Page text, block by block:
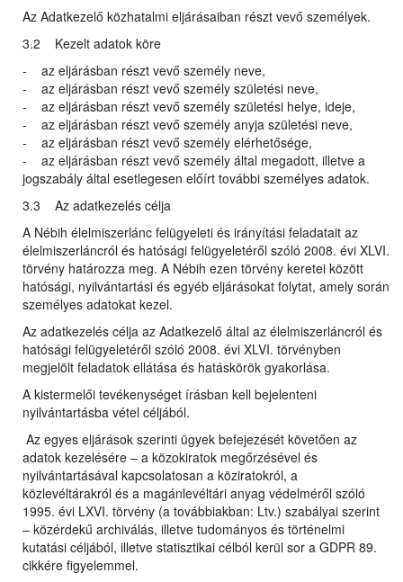
Az Adatkezelő közhatalmi eljárásaiban részt vevő személyek.
3.2 Kezelt adatok köre
- az eljárásban részt vevő személy neve,
- az eljárásban részt vevő személy születési neve,
- az eljárásban részt vevő személy születési helye, ideje,
- az eljárásban részt vevő személy anyja születési neve,
- az eljárásban részt vevő személy elérhetősége,
- az eljárásban részt vevő személy által megadott, illetve a
jogszabály által esetlegesen előírt további személyes adatok.
3.3 Az adatkezelés célja
A Nébih élelmiszerlánc felügyeleti és irányítási feladatait az
élelmiszerláncról és hatósági felügyeletéről szóló 2008. évi XLVI.
törvény határozza meg. A Nébih ezen törvény keretei között
hatósági, nyilvántartási és egyéb eljárásokat folytat, amely során
személyes adatokat kezel.
Az adatkezelés célja az Adatkezelő által az élelmiszerláncról és
hatósági felügyeletéről szóló 2008. évi XLVI. törvényben
megjelölt feladatok ellátása és hatáskörök gyakorlása.
A kistermelői tevékenységet írásban kell bejelenteni
nyilvántartásba vétel céljából.
Az egyes eljárások szerinti ügyek befejezését követően az
adatok kezelésére – a közokiratok megőrzésével és
nyilvántartásával kapcsolatosan a köziratokról, a
közlevéltárakról és a magánlevéltári anyag védelméről szóló
1995. évi LXVI. törvény (a továbbiakban: Ltv.) szabályai szerint
– közérdekű archiválás, illetve tudományos és történelmi
kutatási céljából, illetve statisztikai célból kerül sor a GDPR 89.
cikkére figyelemmel.